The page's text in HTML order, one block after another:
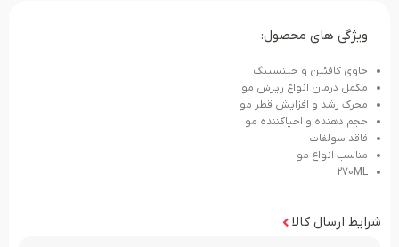
ویژگی های محصول:
حاوی کافئین و جینسینگ
مکمل درمان انواع ریزش مو
محرک رشد و افزایش قطر مو
حجم دهنده و احیاکننده مو
فاقد سولفات
مناسب انواع مو
270ML
شرایط ارسال کالا